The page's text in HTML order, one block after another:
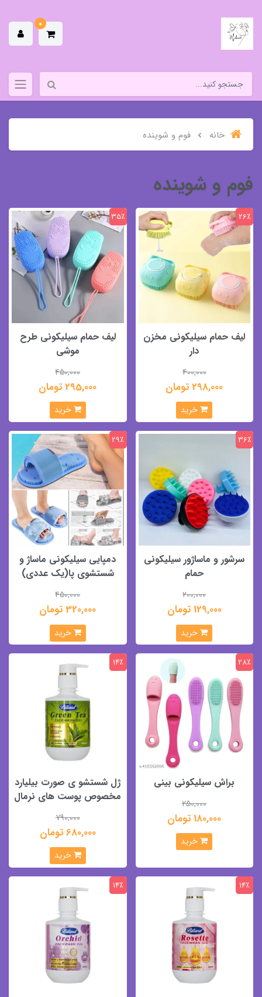
0
خانه فوم و شوینده
فوم و شوینده
لیف حمام سیلیکونی مخزن
دار
400,000
298,000 تومان
26٪
خرید
لیف حمام سیلیکونی طرح
موشی
450,000
295,000 تومان
35٪
خرید
سرشور و ماساژور سیلیکونی
حمام
200,000
129,000 تومان
36٪
خرید
دمپایی سیلیکونی ماساژ و
شستشوی پا(یک عددی)
450,000
320,000 تومان
29٪
خرید
براش سیلیکونی بینی
250,000
180,000 تومان
28٪
خرید
ژل شستشو ی صورت بیلیارد
مخصوص پوست های نرمال
790,000
680,000 تومان
14٪
خرید
14٪ 14٪